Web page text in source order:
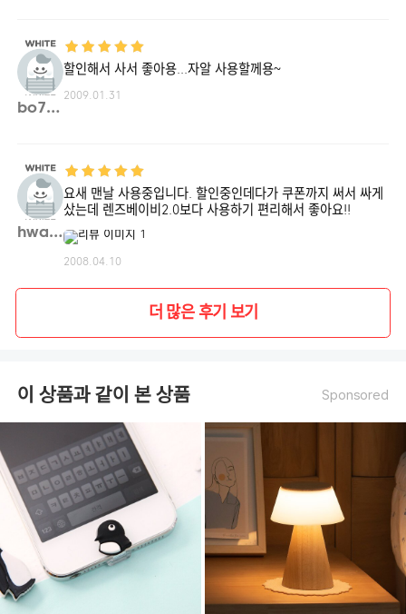
bo7**
할인해서 사서 좋아용...자알 사용할께용~
2009.01.31
hwan**
요새 맨날 사용중입니다. 할인중인데다가 쿠폰까지 써서 싸게
샀는데 렌즈베이비2.0보다 사용하기 편리해서 좋아요!!
2008.04.10
더 많은 후기 보기
이 상품과 같이 본 상품 Sponsored